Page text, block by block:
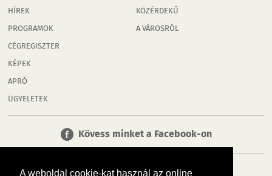
A weboldal cookie-kat használ az online
HÍREK
PROGRAMOK
CÉGREGISZTER
KÉPEK
APRÓ
ÜGYELETEK
KÖZÉRDEKŰ
A VÁROSRÓL
Kövess minket a Facebook-on